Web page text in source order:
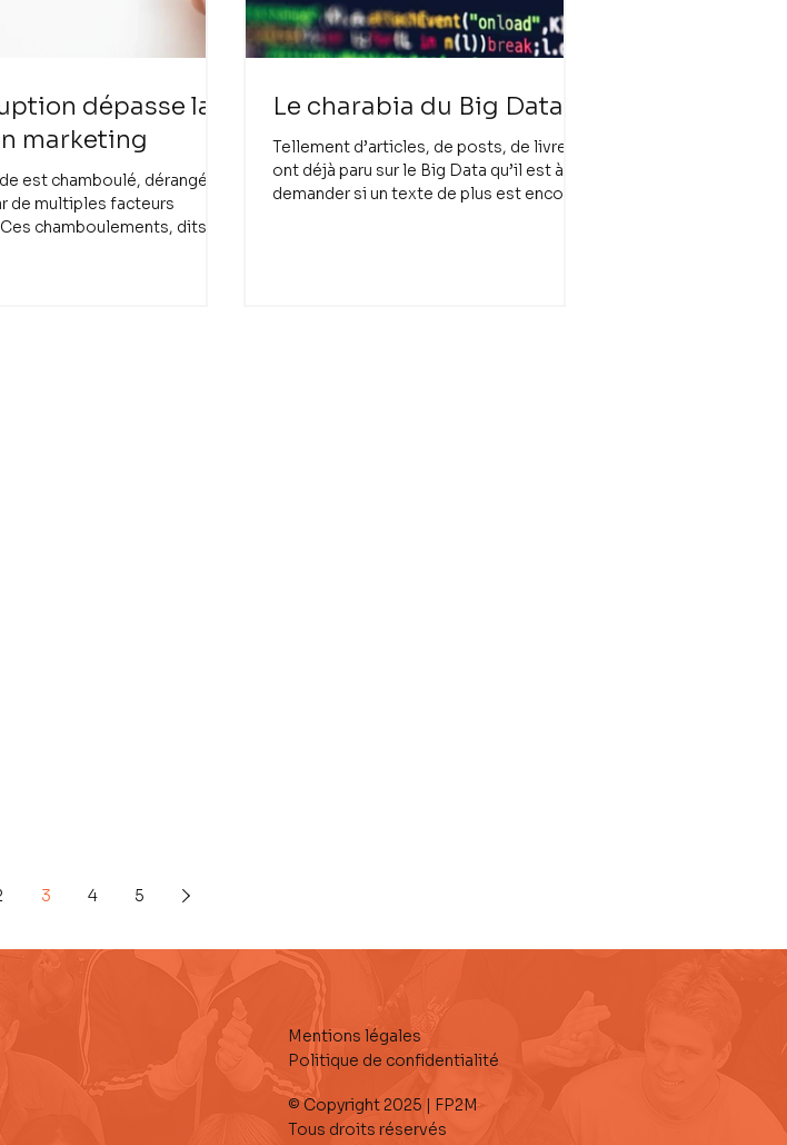
dépasse la
marketing
est chamboulé, dérangé,
de multiples facteurs
chamboulements, dits à
Le charabia du Big Data
Tellement d’articles, de posts, de livres
ont déjà paru sur le Big Data qu’il est à se
demander si un texte de plus est encore
3 4 5
Mentions légales
Politique de confidentialité
© Copyright 2025 | FP2M
Tous droits réservés